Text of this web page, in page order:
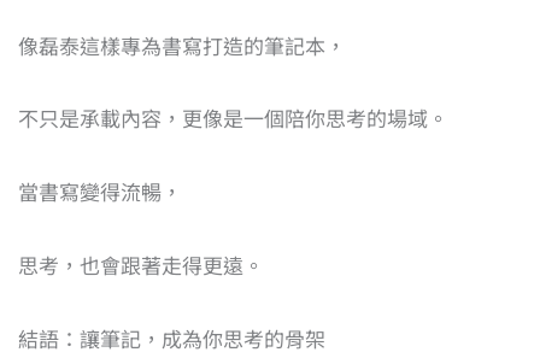
像磊泰這樣專為書寫打造的筆記本，
不只是承載內容，更像是一個陪你思考的場域。
當書寫變得流暢，
思考，也會跟著走得更遠。
結語：讓筆記，成為你思考的骨架